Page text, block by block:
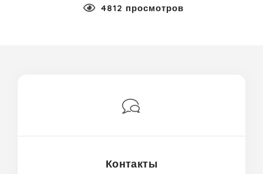
4812 просмотров
Контакты